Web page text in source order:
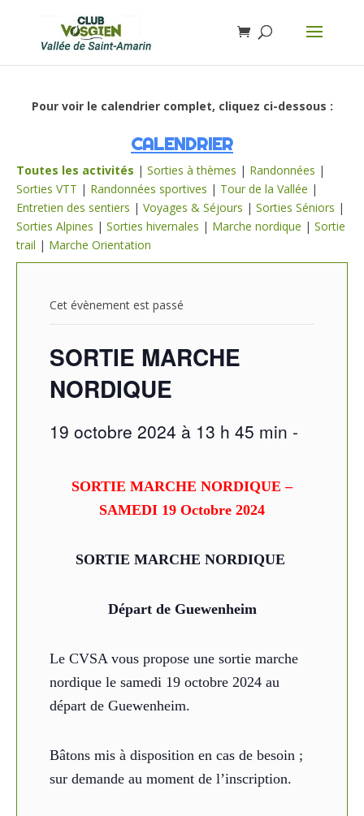
Pour voir le calendrier complet, cliquez ci-dessous :
CALENDRIER
Toutes les activités | Sorties à thèmes | Randonnées |
Sorties VTT | Randonnées sportives | Tour de la Vallée |
Entretien des sentiers | Voyages & Séjours | Sorties Séniors |
Sorties Alpines | Sorties hivernales | Marche nordique | Sortie
trail | Marche Orientation
Cet évènement est passé
SORTIE MARCHE
NORDIQUE
19 octobre 2024 à 13 h 45 min -
SORTIE MARCHE NORDIQUE –
SAMEDI 19 Octobre 2024
SORTIE MARCHE NORDIQUE
Départ de Guewenheim
Le CVSA vous propose une sortie marche
nordique le samedi 19 octobre 2024 au
départ de Guewenheim.
Bâtons mis à disposition en cas de besoin ;
sur demande au moment de l’inscription.